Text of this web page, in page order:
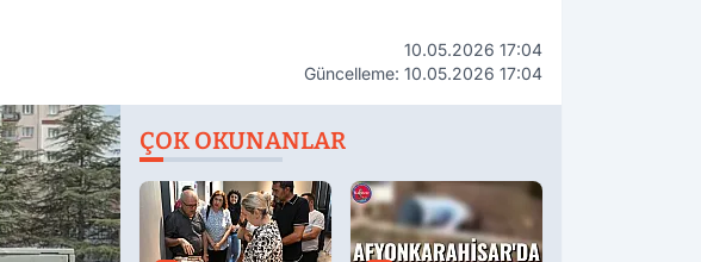
10.05.2026 17:04
Güncelleme: 10.05.2026 17:04
ÇOK OKUNANLAR